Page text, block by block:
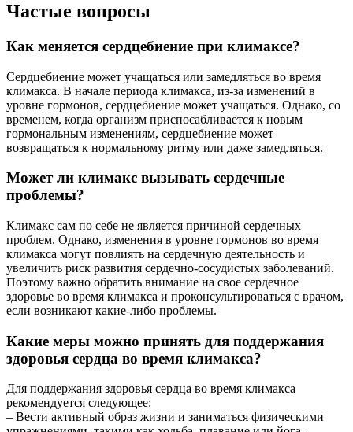
Частые вопросы
Как меняется сердцебиение при климаксе?
Сердцебиение может учащаться или замедляться во время
климакса. В начале периода климакса, из-за изменений в
уровне гормонов, сердцебиение может учащаться. Однако, со
временем, когда организм приспосабливается к новым
гормональным изменениям, сердцебиение может
возвращаться к нормальному ритму или даже замедляться.
Может ли климакс вызывать сердечные
проблемы?
Климакс сам по себе не является причиной сердечных
проблем. Однако, изменения в уровне гормонов во время
климакса могут повлиять на сердечную деятельность и
увеличить риск развития сердечно-сосудистых заболеваний.
Поэтому важно обратить внимание на свое сердечное
здоровье во время климакса и проконсультироваться с врачом,
если возникают какие-либо проблемы.
Какие меры можно принять для поддержания
здоровья сердца во время климакса?
Для поддержания здоровья сердца во время климакса
рекомендуется следующее:
– Вести активный образ жизни и заниматься физическими